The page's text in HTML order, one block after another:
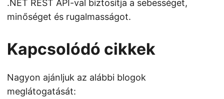
.NET REST API-val biztosítja a sebességet,
minőséget és rugalmasságot.
Kapcsolódó cikkek
Nagyon ajánljuk az alábbi blogok
meglátogatását: